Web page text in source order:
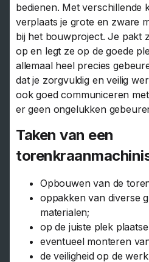
bedienen. Met verschillende
verplaats je grote en zware
bij het bouwproject. Je pakt
op en legt ze op de goede
allemaal heel precies
dat je zorgvuldig en veilig
ook goed communiceren
er geen ongelukken
Taken van een
Opbouwen van de
oppakken van diverse
materialen;
op de juiste plek
eventueel monteren
de veiligheid op de